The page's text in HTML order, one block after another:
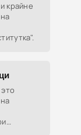
крайне